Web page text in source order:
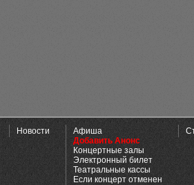
Новости
Афиша
Добавить Анонс
Концертные залы
Электронный билет
Театральные кассы
Если концерт отменен